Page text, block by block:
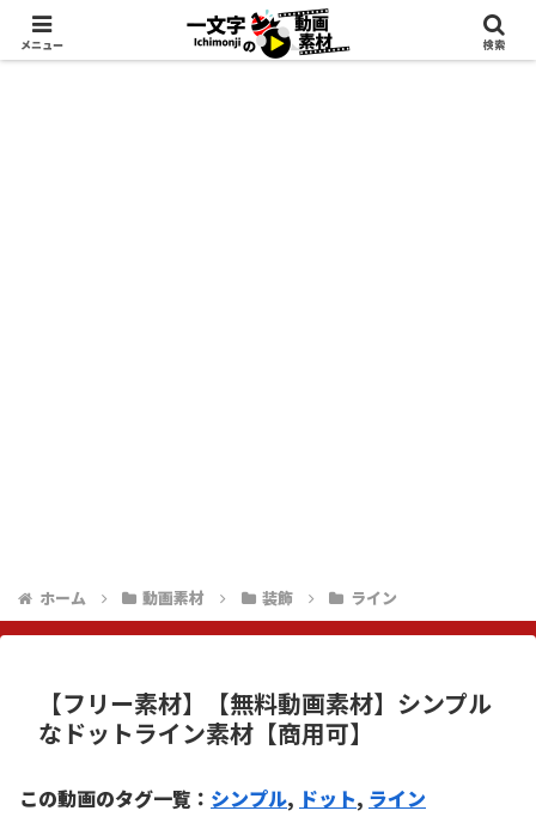
ホーム 動画素材 装飾 ライン
【フリー素材】【無料動画素材】シンプル
なドットライン素材【商用可】
この動画のタグ一覧： シンプル, ドット, ライン
メニュー 検索